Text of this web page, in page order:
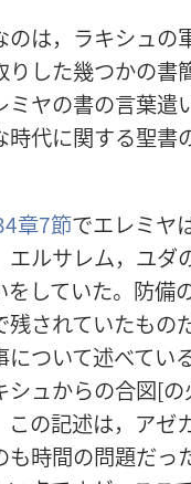
のは，ラキシュの
りした幾つかの書
ミヤの書の言葉遣
時代に関する聖書
章7節でエレミヤ
エルサレム，ユダ
をしていた。防備
されていたもの
について述べてい
ュからの合図[の
この記述は，アゼ
も時間の問題だっ